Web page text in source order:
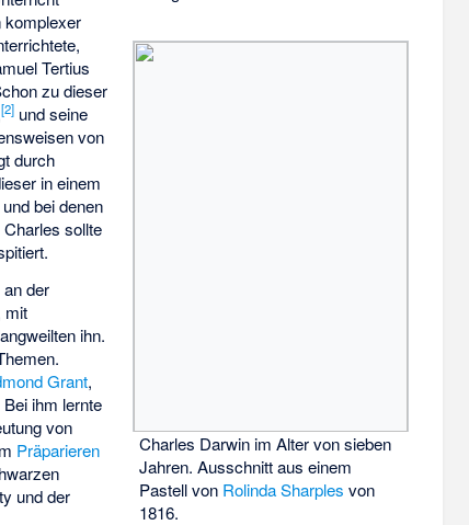
Charles Darwin im Alter von sieben
Jahren. Ausschnitt aus einem
Pastell von Rolinda Sharples von
1816.
komplexer
Tertius
zu dieser
[2] und seine
von
durch
in einem
bei denen
sollte
der
mit
ihn.
Grant,
Bei ihm lernte
von
Präparieren
und der